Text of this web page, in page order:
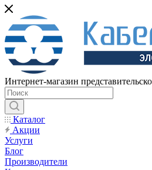
Интернет-магазин
Каталог
Акции
Услуги
Блог
Производители